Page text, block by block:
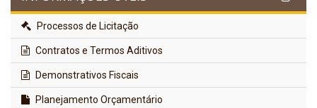
Processos de Licitação
Contratos e Termos Aditivos
Demonstrativos Fiscais
Planejamento Orçamentário